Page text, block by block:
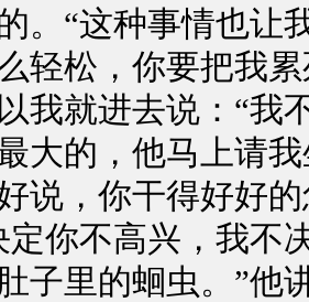
。“这种事情也让
轻松，你要把我
我就进去说：“我
大的，他马上请
说，你干得好好
定你不高兴，我不
子里的蛔虫。”他